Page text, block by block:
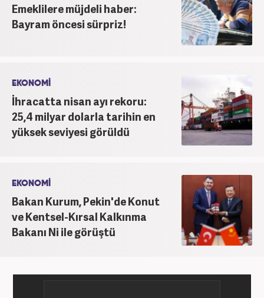
Emeklilere müjdeli haber:
Bayram öncesi sürpriz!
EKONOMİ
İhracatta nisan ayı rekoru:
25,4 milyar dolarla tarihin en
yüksek seviyesi görüldü
EKONOMİ
Bakan Kurum, Pekin'de Konut
ve Kentsel-Kırsal Kalkınma
Bakanı Ni ile görüştü